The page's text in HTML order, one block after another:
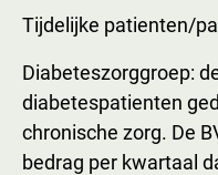
Tijdelijke patienten/
Diabeteszorggroep:
diabetespatienten
chronische zorg. De
bedrag per kwartaal